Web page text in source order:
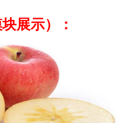
展示）：